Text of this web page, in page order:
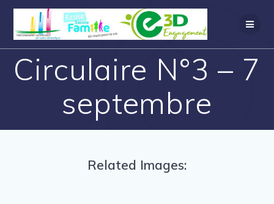
Circulaire N°3 – 7
septembre
Related Images: